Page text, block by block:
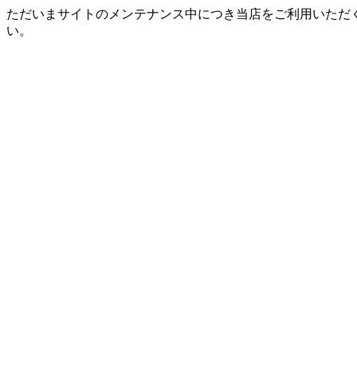
ただいまサイトのメンテナンス中につき当店をご利用いた
い。